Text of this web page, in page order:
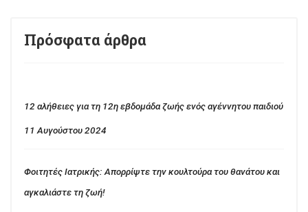
Πρόσφατα άρθρα
12 αλήθειες για τη 12η εβδομάδα ζωής ενός αγέννητου παιδιού
11 Αυγούστου 2024
Φοιτητές Ιατρικής: Απορρίψτε την κουλτούρα του θανάτου και
αγκαλιάστε τη ζωή!